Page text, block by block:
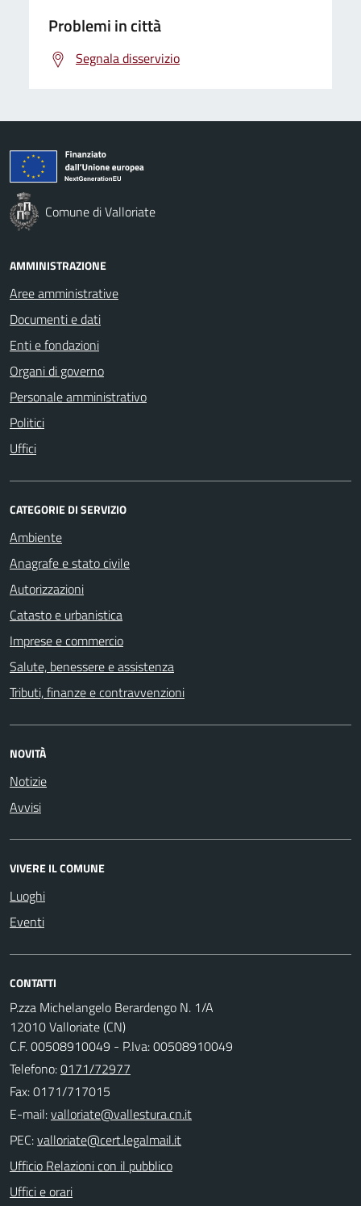
Problemi in città
Segnala disservizio
Comune di Valloriate
AMMINISTRAZIONE
Aree amministrative
Documenti e dati
Enti e fondazioni
Organi di governo
Personale amministrativo
Politici
Uffici
CATEGORIE DI SERVIZIO
Ambiente
Anagrafe e stato civile
Autorizzazioni
Catasto e urbanistica
Imprese e commercio
Salute, benessere e assistenza
Tributi, finanze e contravvenzioni
NOVITÀ
Notizie
Avvisi
VIVERE IL COMUNE
Luoghi
Eventi
CONTATTI
P.zza Michelangelo Berardengo N. 1/A
12010 Valloriate (CN)
C.F. 00508910049 - P.Iva: 00508910049
Telefono:0171/72977
Fax: 0171/717015
E-mail:
PEC:
Ufficio Relazioni con il pubblico
Uffici e orari